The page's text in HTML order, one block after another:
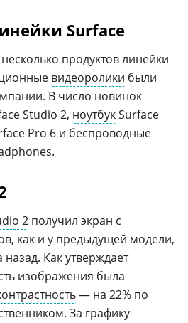
Surface
продуктов линейки
видеоролики были
В число новинок
Studio 2, ноутбукSurface
Pro 6 и беспроводные
2 получил экран с
как и у предыдущей модели,
Как утверждает
изображения была
— на 22% по
За графику